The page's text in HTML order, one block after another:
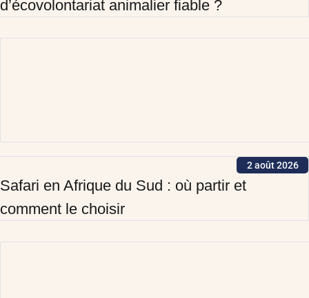
d’écovolontariat animalier fiable ?
2 août 2026
Safari en Afrique du Sud : où partir et
comment le choisir